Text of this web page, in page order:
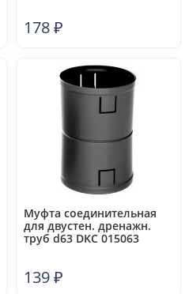
178₽
Муфта соединительная
для двустен. дренажн.
труб d63 DKC 015063
139₽